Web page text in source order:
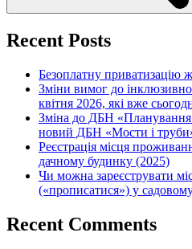
Recent Posts
Безоплатну приватизацію
Зміни вимог до
квітня 2026, які вже
Зміна до ДБН «Планування
новий ДБН «Мости і
Реєстрація місця
дачному будинку (2025)
Чи можна зареєструвати
(«прописатися») у
Recent Comments